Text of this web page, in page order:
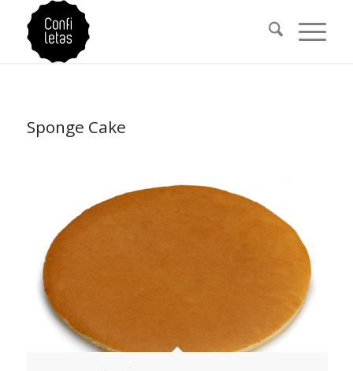
Sponge Cake